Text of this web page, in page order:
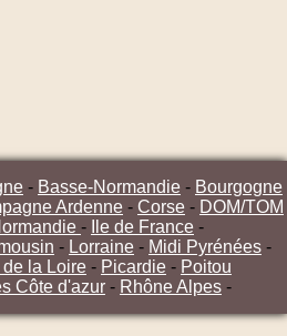
- Basse-Normandie - Bourgogne
Ardenne - Corse - DOM/TOM
- Ile de France -
- Lorraine - Midi Pyrénées -
de la Loire - Picardie - Poitou
Côte d'azur - Rhône Alpes -